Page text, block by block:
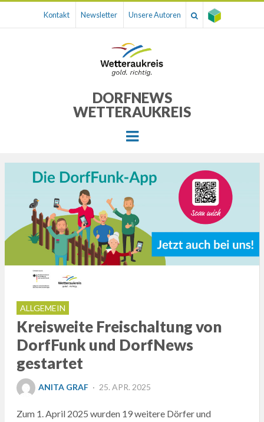
Kontakt Newsletter Unsere Autoren
DORFNEWS
WETTERAUKREIS
Menu
ALLGEMEIN
Kreisweite Freischaltung von
DorfFunk und DorfNews
gestartet
ANITA GRAF
POSTED
25. APR. 2025
Zum 1. April 2025 wurden 19 weitere Dörfer und